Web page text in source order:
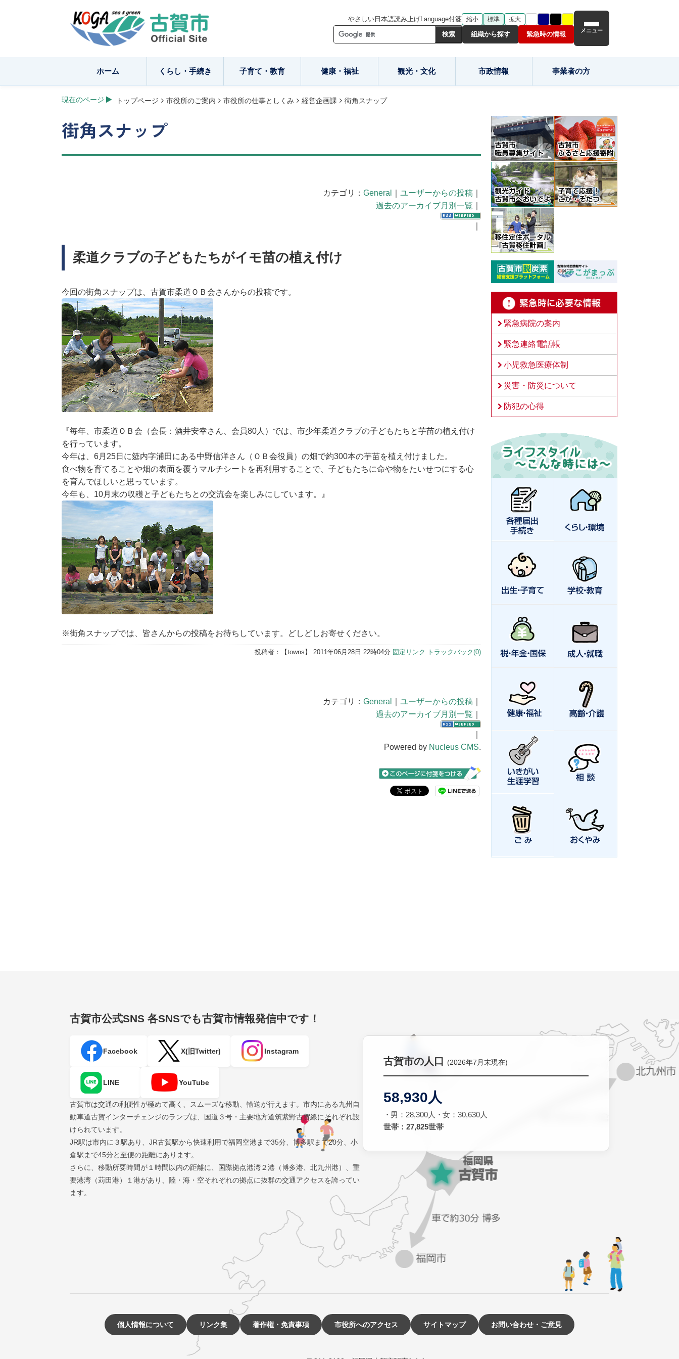
やさしい日本語読み上げLanguage付箋 縮小 標準 拡大
組織から探す 緊急時の情報 メニュー
ホーム くらし・手続き 子育て・教育 健康・福祉 観光・文化 市政情報 事業者の方
現在のページ トップページ 市役所のご案内 市役所の仕事としくみ 経営企画課 街角スナップ
街角スナップ
カテゴリ： General ユーザーからの投稿
過去のアーカイブ月別一覧
柔道クラブの子どもたちがイモ苗の植え付け
今回の街角スナップは、古賀市柔道ＯＢ会さんからの投稿です。
『毎年、市柔道ＯＢ会（会長：酒井安幸さん、会員80人）では、市少年柔道クラブの子どもたちと芋苗の植え付け
を行っています。
今年は、6月25日に筵内字浦田にある中野信洋さん（ＯＢ会役員）の畑で約300本の芋苗を植え付けました。
食べ物を育てることや畑の表面を覆うマルチシートを再利用することで、子どもたちに命や物をたいせつにする心
を育んでほしいと思っています。
今年も、10月末の収穫と子どもたちとの交流会を楽しみにしています。』
※街角スナップでは、皆さんからの投稿をお待ちしています。どしどしお寄せください。
投稿者：【towns 】 2011年06月28日 22時04分 固定リンク トラックバック(0)
カテゴリ： General ユーザーからの投稿
過去のアーカイブ月別一覧
Powered by Nucleus CMS.
緊急病院の案内
緊急連絡電話帳
小児救急医療体制
災害・防災について
防犯の心得
古賀市公式SNS 各SNSでも古賀市情報発信中です！
Facebook X(旧Twitter) Instagram
LINE YouTube
古賀市は交通の利便性が極めて高く、スムーズな移動、輸送が行えます。市内にある九州自
動車道古賀インターチェンジのランプは、国道３号・主要地方道筑紫野古賀線にそれぞれ設
けられています。
JR駅は市内に３駅あり、JR古賀駅から快速利用で福岡空港まで35分、博多駅まで20分、小
倉駅まで45分と至便の距離にあります。
さらに、移動所要時間が１時間以内の距離に、国際拠点港湾２港（博多港、北九州港）、重
要港湾（苅田港）１港があり、陸・海・空それぞれの拠点に抜群の交通アクセスを誇ってい
ます。
古賀市の人口 (2026年7月末現在)
58,930人
男：28,300人
女：30,630人
世帯：27,825世帯
個人情報について リンク集 著作権・免責事項 市役所へのアクセス サイトマップ お問い合わせ・ご意見